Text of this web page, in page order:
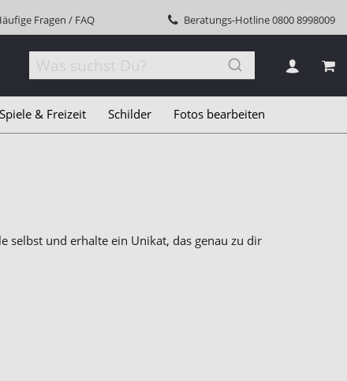
Fragen / FAQ Beratungs-Hotline0800 8998009
Spiele & Freizeit Schilder Fotos bearbeiten
selbst und erhalte ein Unikat, das genau zu dir